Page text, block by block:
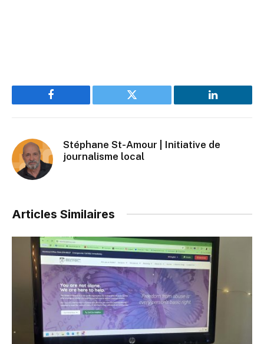
Facebook Twitter LinkedIn
Stéphane St-Amour | Initiative de
journalisme local
Articles Similaires